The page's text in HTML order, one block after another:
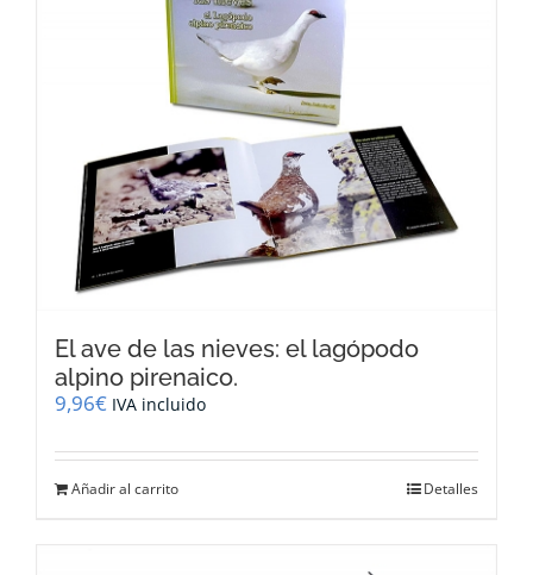
El ave de las nieves: el lagópodo
alpino pirenaico.
9,96€ IVA incluido
Añadir al carrito Detalles